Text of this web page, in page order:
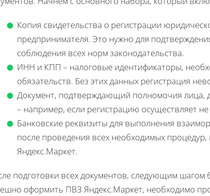
Копия свидетельства о регистрации
предпринимателя. Это нужно для
соблюдения всех норм законодательства.
ИНН и КПП – налоговые идентификаторы,
обязательств. Без этих данных регистрация
Документ, подтверждающий полномочия лица,
– например, если регистрацию осуществляет
Банковские реквизиты для выполнения
после проведения всех необходимых
Яндекс.Маркет.
подготовки всех документов, следующим шагом
оформить ПВЗ Яндекс.Маркет, необходимо